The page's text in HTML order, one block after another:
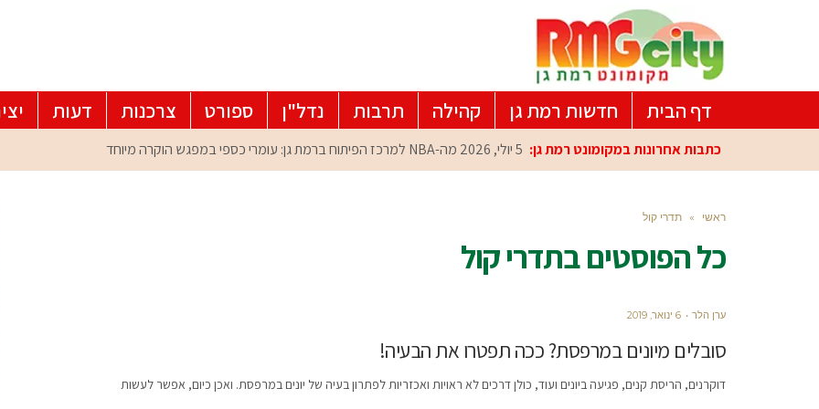
דף הבית חדשות רמת גן קהילה תרבות נדל"ן ספורט צרכנות דעות
כתבות אחרונות במקומונט רמת גן: 5 יולי, 2026 מה-NBA למרכז הפיתוח ברמת גן: עומרי כספי במפגש הוקרה מיוחד
ראשי » תדרי קול
כל הפוסטים בתדרי קול
ערן הלר 6 ינואר, 2019
סובלים מיונים במרפסת? ככה תפטרו את הבעיה!
דוקרנים, הריסת קנים, פגיעה ביונים ועוד, כולן דרכים לא ראויות ואכזריות לפתרון בעיה של יונים במרפסת. ואכן כיום, אפשר לעשות